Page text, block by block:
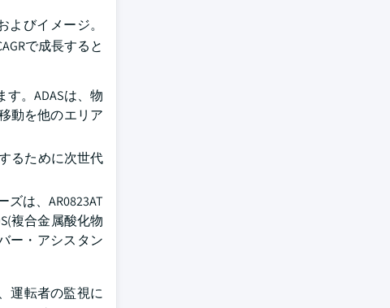
びイメージ。
で成長すると
。ADASは、物
動を他のエリア
るために次世代
は、AR0823AT
複合金属酸化物
ー・アシスタン
運転者の監視に